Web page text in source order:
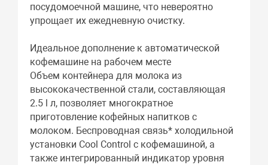
посудомоечной машине, что невероятно
упрощает их ежедневную очистку.
Идеальное дополнение к автоматической
кофемашине на рабочем месте
Объем контейнера для молока из
высококачественной стали, составляющая
2.5 l л, позволяет многократное
приготовление кофейных напитков с
молоком. Беспроводная связь* холодильной
установки Cool Control с кофемашиной, а
также интегрированный индикатор уровня